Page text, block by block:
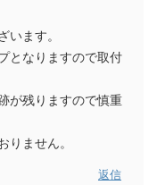
います。
となりますので取付
が残りますので慎重
りません。
返信